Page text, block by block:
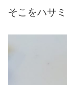
そこをハサ